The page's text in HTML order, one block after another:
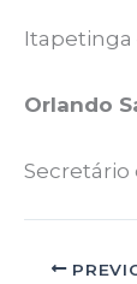
Itapetinga
Orlando
Secretário